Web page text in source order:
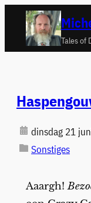
naar
Tales of
dinsdag 21
Sonstiges
Aaargh!